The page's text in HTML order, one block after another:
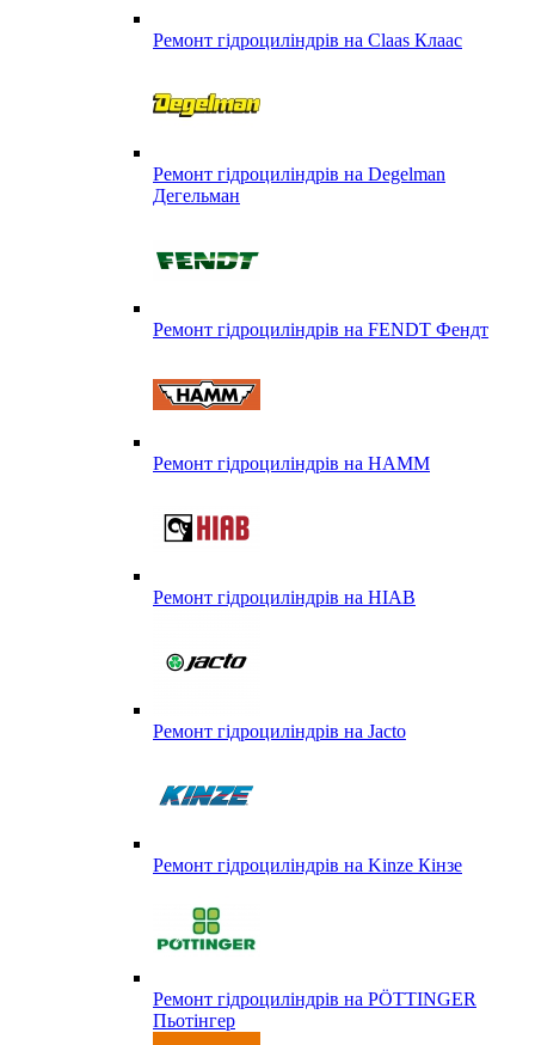
Ремонт гідроциліндрів на Claas Клаас
Ремонт гідроциліндрів на Degelman
Дегельман
Ремонт гідроциліндрів на FENDT Фендт
Ремонт гідроциліндрів на HAMM
Ремонт гідроциліндрів на HIAB
Ремонт гідроциліндрів на Jacto
Ремонт гідроциліндрів на Kinze Кінзе
Ремонт гідроциліндрів на PÖTTINGER
Пьотінгер